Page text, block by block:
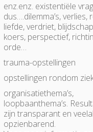
enz.enz. existentiële
dus….dilemma’s, verlies,
liefde, verdriet,
koers, perspectief,
orde…
trauma-opstellingen
opstellingen rondom
organisatiethema’s,
loopbaanthema’s.
zijn transparant en veelal
opzienbarend.